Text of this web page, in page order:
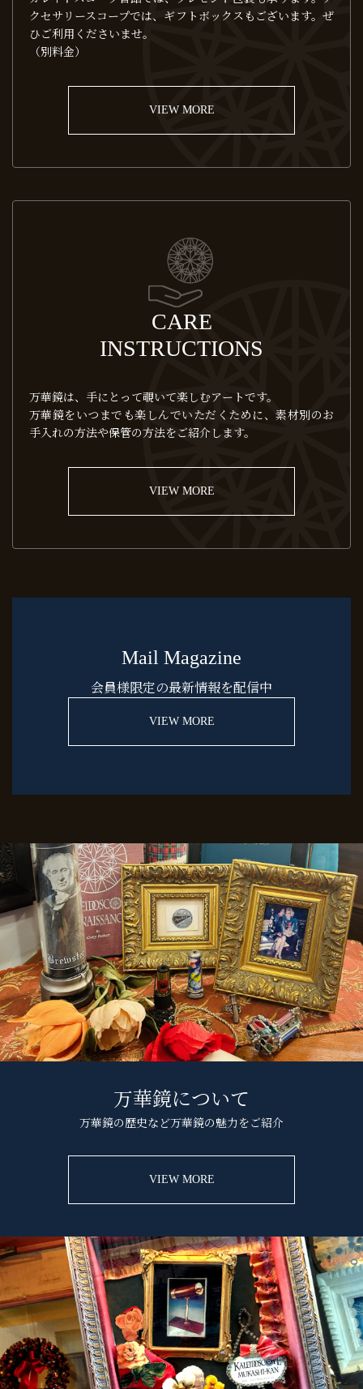
クセサリースコープでは、ギフトボックスもございます。ぜ
ひご利用くださいませ。
（別料金）
VIEW MORE
CARE
INSTRUCTIONS
万華鏡は、手にとって覗いて楽しむアートです。
万華鏡をいつまでも楽しんでいただくために、素材別のお
手入れの方法や保管の方法をご紹介します。
VIEW MORE
Mail Magazine
会員様限定の最新情報を配信中
VIEW MORE
万華鏡について
万華鏡の歴史など万華鏡の魅力をご紹介
VIEW MORE